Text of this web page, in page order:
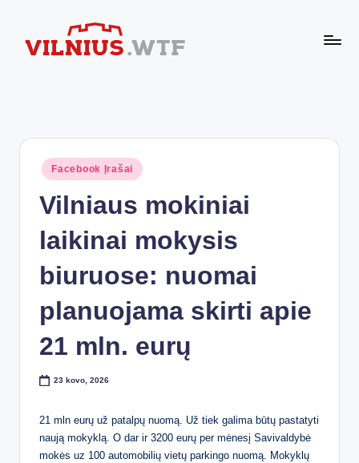
Ibuto
durimis
Posted
in
Facebook Įrašai
Vilniaus mokiniai
laikinai mokysis
biuruose: nuomai
planuojama skirti apie
21 mln. eurų
23 kovo, 2026
21 mln eurų už patalpų nuomą. Už tiek galima būtų pastatyti
naują mokyklą. O dar ir 3200 eurų per mėnesį Savivaldybė
mokės uz 100 automobilių vietų parkingo nuomą. Mokyklų